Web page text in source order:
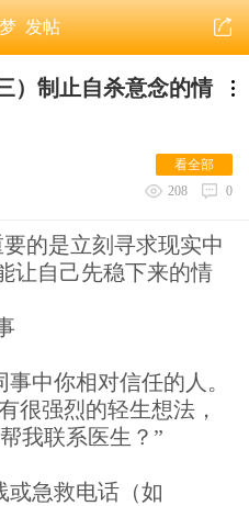
梦发帖
）制止自杀意念的情
看全部
208
0
的是立刻寻求现实中
让自己先稳下来的情
中你相对信任的人。
很强烈的轻生想法，
我联系医生？”
急救电话（如